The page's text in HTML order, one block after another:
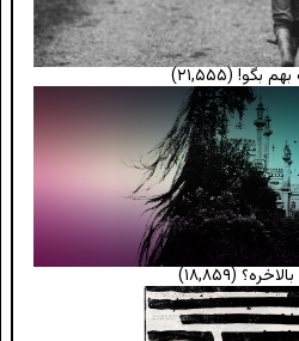
بگو! (۲۱,۵۵۵)
(۱۸,۸۵۹)